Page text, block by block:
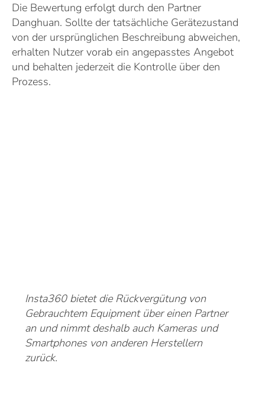
Die Bewertung erfolgt durch den Partner
Danghuan. Sollte der tatsächliche Gerätezustand
von der ursprünglichen Beschreibung abweichen,
erhalten Nutzer vorab ein angepasstes Angebot
und behalten jederzeit die Kontrolle über den
Prozess.
Insta360 bietet die Rückvergütung von
Gebrauchtem Equipment über einen Partner
an und nimmt deshalb auch Kameras und
Smartphones von anderen Herstellern
zurück.